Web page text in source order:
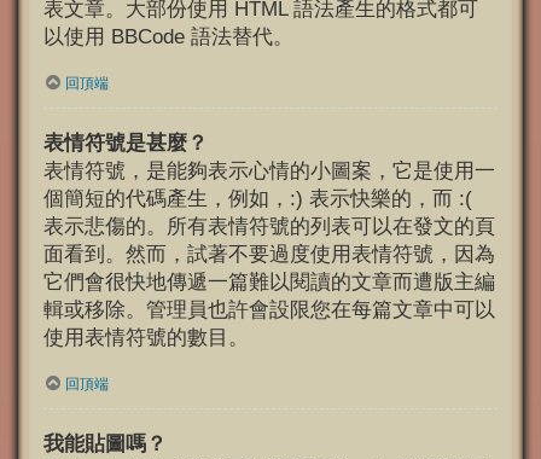
表文章。大部份使用 HTML 語法產生的格式都可
以使用 BBCode 語法替代。
回頂端
表情符號是甚麼？
表情符號，是能夠表示心情的小圖案，它是使用一
個簡短的代碼產生，例如，:) 表示快樂的，而 :(
表示悲傷的。所有表情符號的列表可以在發文的頁
面看到。然而，試著不要過度使用表情符號，因為
它們會很快地傳遞一篇難以閱讀的文章而遭版主編
輯或移除。管理員也許會設限您在每篇文章中可以
使用表情符號的數目。
回頂端
我能貼圖嗎？